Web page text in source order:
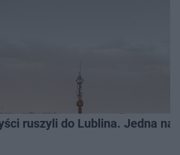
ruszyli do Lublina. Jedna